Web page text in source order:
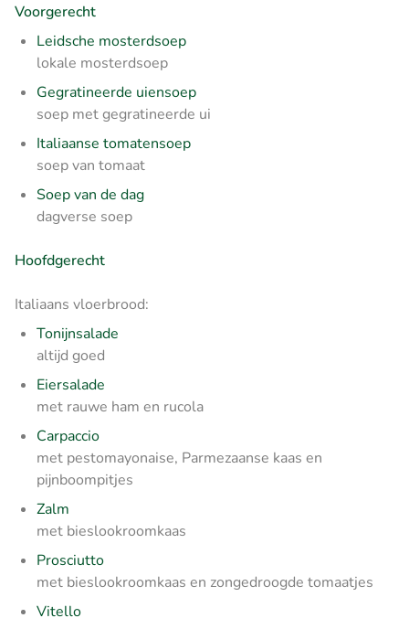
Voorgerecht
Leidsche mosterdsoep
lokale mosterdsoep
Gegratineerde uiensoep
soep met gegratineerde ui
Italiaanse tomatensoep
soep van tomaat
Soep van de dag
dagverse soep
Hoofdgerecht
Italiaans vloerbrood:
Tonijnsalade
altijd goed
Eiersalade
met rauwe ham en rucola
Carpaccio
met pestomayonaise, Parmezaanse kaas en
pijnboompitjes
Zalm
met bieslookroomkaas
Prosciutto
met bieslookroomkaas en zongedroogde tomaatjes
Vitello